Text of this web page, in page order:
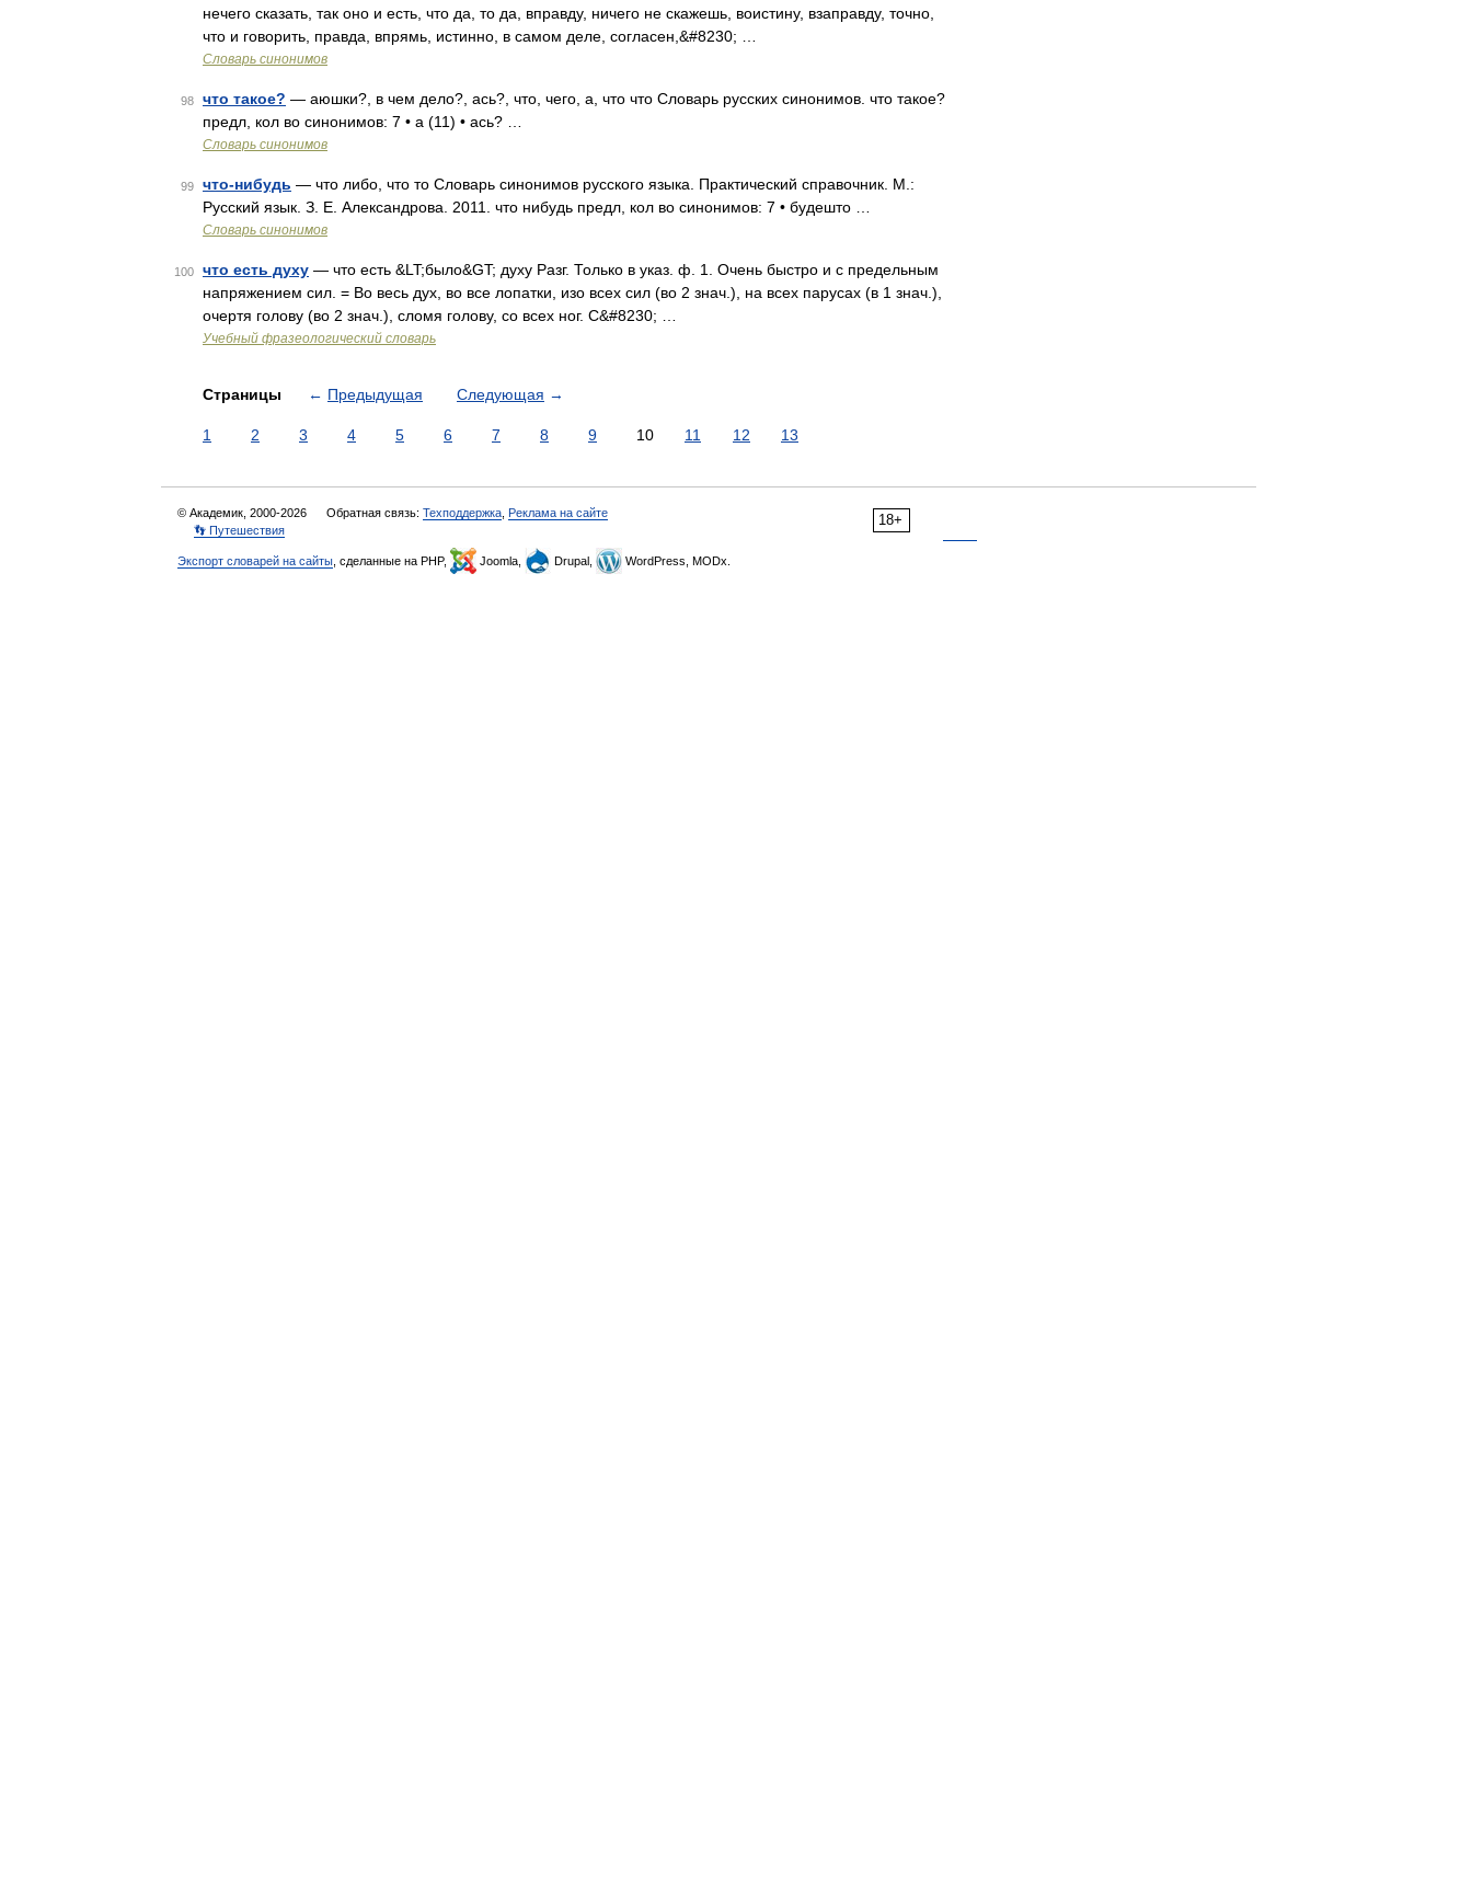
нечего сказать, так оно и есть, что да, то да, вправду, ничего не скажешь, воистину, взаправду, точно,
что и говорить, правда, впрямь, истинно, в самом деле, согласен,&#8230; …
Словарь синонимов
98 что такое? — аюшки?, в чем дело?, ась?, что, чего, а, что что Словарь русских синонимов. что такое?
предл, кол во синонимов: 7 • а (11) • ась? …
Словарь синонимов
99 что-нибудь — что либо, что то Словарь синонимов русского языка. Практический справочник. М.:
Русский язык. З. Е. Александрова. 2011. что нибудь предл, кол во синонимов: 7 • будешто …
Словарь синонимов
100 что есть духу — что есть &LT;было&GT; духу Разг. Только в указ. ф. 1. Очень быстро и с предельным
напряжением сил. = Во весь дух, во все лопатки, изо всех сил (во 2 знач.), на всех парусах (в 1 знач.),
очертя голову (во 2 знач.), сломя голову, со всех ног. С&#8230; …
Учебный фразеологический словарь
Страницы ← Предыдущая Следующая →
1 2 3 4 5 6 7 8 9 10 11 12 13
18+
© Академик, 2000-2026 Обратная связь: Техподдержка Реклама на сайте
👣 Путешествия
Экспорт словарей на сайты , сделанные на PHP, Joomla, Drupal, WordPress, MODx.